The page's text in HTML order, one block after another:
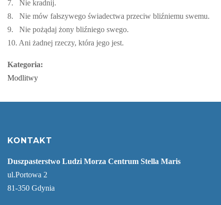
7. Nie kradnij.
8. Nie mów fałszywego świadectwa przeciw bliźniemu swemu.
9. Nie pożądaj żony bliźniego swego.
10. Ani żadnej rzeczy, która jego jest.
Kategoria:
Modlitwy
KONTAKT
Duszpasterstwo Ludzi Morza Centrum Stella Maris
ul.Portowa 2
81-350 Gdynia